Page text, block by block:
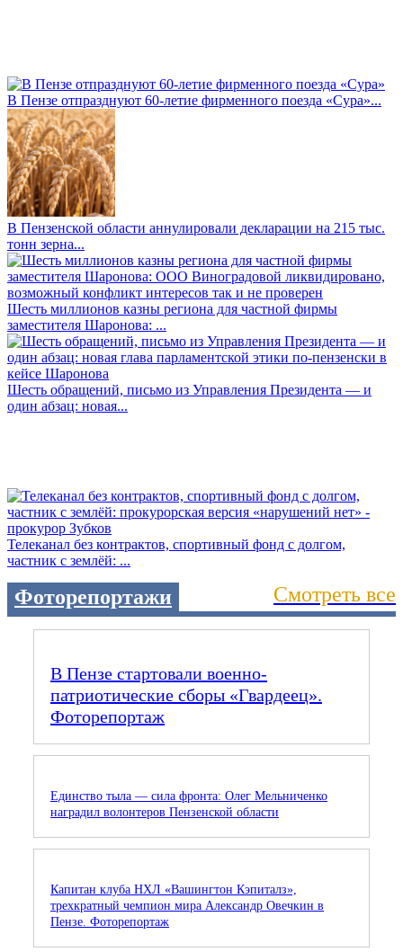
В Пензе отпразднуют 60-летие фирменного поезда «Сура»...
В Пензенской области аннулировали декларации на 215 тыс.
тонн зерна...
Шесть миллионов казны региона для частной фирмы
заместителя Шаронова: ...
Шесть обращений, письмо из Управления Президента — и
один абзац: новая...
Телеканал без контрактов, спортивный фонд с долгом,
частник с землёй: ...
Фоторепортажи Смотреть все
В Пензе стартовали военно-
патриотические сборы «Гвардеец».
Фоторепортаж
Единство тыла — сила фронта: Олег Мельниченко
наградил волонтеров Пензенской области
Капитан клуба НХЛ «Вашингтон Кэпиталз»,
трехкратный чемпион мира Александр Овечкин в
Пензе. Фоторепортаж